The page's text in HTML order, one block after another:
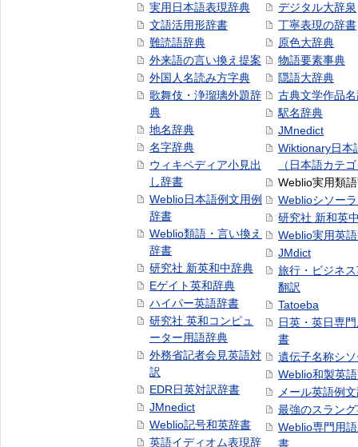
実用日本語表現辞典
文語活用形辞書
難読語辞典
外来語の言い換え提案
外国人名読み方字典
歌舞伎・浄瑠璃外題辞
典
地名辞典
名字辞典
ウィキペディア小見出
し辞書
Weblio日本語例文用例
辞書
Weblio類語・言い換え
辞書
研究社 新英和中辞典
Eゲイト英和辞典
ハイパー英語辞書
研究社 英和コンピュ
ーター用語辞典
外務省記者会見英語対
訳
EDR日英対訳辞書
JMnedict
Weblio記号和英辞書
英語イディオム表現辞
デジタル大辞泉
丁寧表現の辞書
原色大辞典
物語要素事典
隠語大辞典
古典文学作品
駅名辞典
JMnedict
Wiktionary日本
（日本語カテ
Weblio実用類
Weblioシソー
研究社 新和英
Weblio実用英
JMdict
旅行・ビジネ
翻訳
Tatoeba
日英・英日専
書
遺伝子名称シ
Weblio和製英
メール英語例
最強のスラン
Weblio専門用
書